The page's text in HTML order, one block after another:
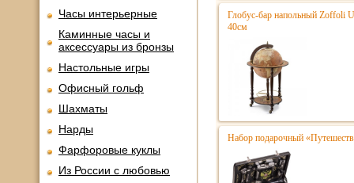
Часы интерьерные
Каминные часы и
аксессуары из бронзы
Настольные игры
Офисный гольф
Шахматы
Нарды
Фарфоровые куклы
Из России с любовью
Глобус-бар напольный Zoffoli
40см
Набор подарочный